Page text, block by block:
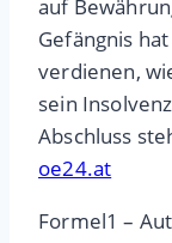
auf
Gefängnis
verdienen,
sein
Abschluss
oe24.at
Formel1 –